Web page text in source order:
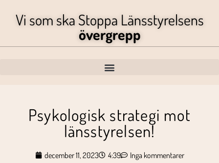
Vi som ska Stoppa Länsstyrelsens
övergrepp
Psykologisk strategi mot
länsstyrelsen!
december 11, 2023 4:39 Inga kommentarer